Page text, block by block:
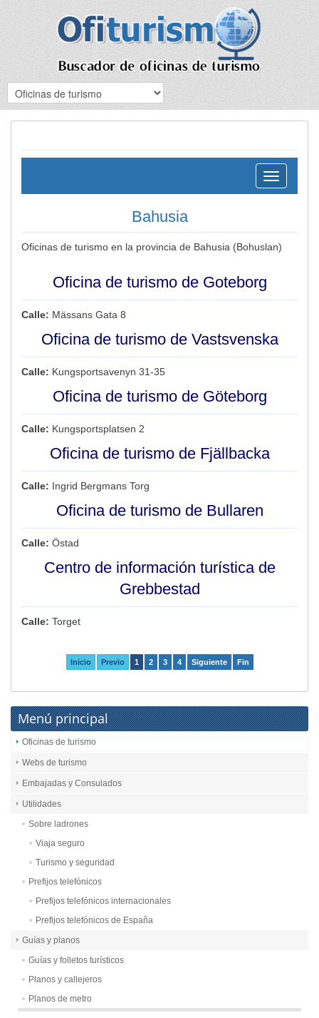
Toggle
navigation
Bahusia
Oficinas de turismo en la provincia de Bahusia (Bohuslan)
Oficina de turismo de Goteborg
Calle: Mässans Gata 8
Oficina de turismo de Vastsvenska
Calle: Kungsportsavenyn 31-35
Oficina de turismo de Göteborg
Calle: Kungsportsplatsen 2
Oficina de turismo de Fjällbacka
Calle: Ingrid Bergmans Torg
Oficina de turismo de Bullaren
Calle: Östad
Centro de información turística de
Grebbestad
Calle: Torget
Inicio Previo 1 2 3 4 Siguiente Fin
Menú principal
Oficinas de turismo
Webs de turismo
Embajadas y Consulados
Utilidades
Sobre ladrones
Viaja seguro
Turismo y seguridad
Prefijos telefónicos
Prefijos telefónicos internacionales
Prefijos telefónicos de España
Guías y planos
Guías y folletos turísticos
Planos y callejeros
Planos de metro